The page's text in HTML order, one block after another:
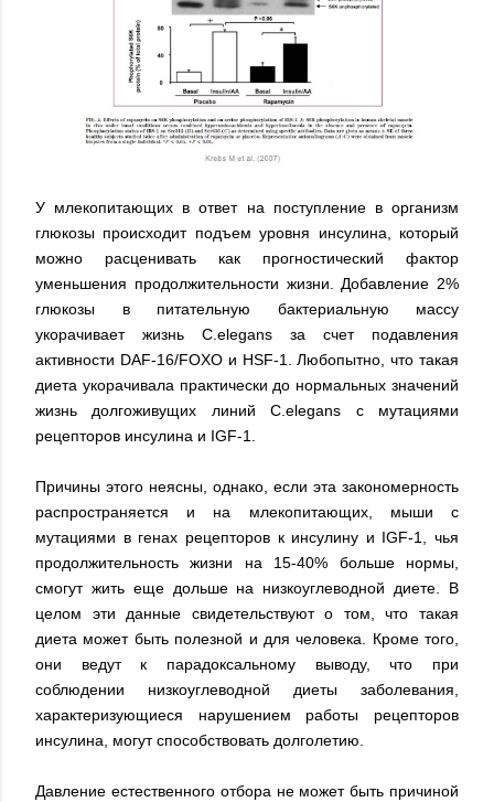
У млекопитающих в ответ на поступление в организм
глюкозы происходит подъем уровня инсулина, который
можно расценивать как прогностический фактор
уменьшения продолжительности жизни. Добавление 2%
глюкозы в питательную бактериальную массу
укорачивает жизнь C.elegans за счет подавления
активности DAF-16/FOXO и HSF-1. Любопытно, что такая
диета укорачивала практически до нормальных значений
жизнь долгоживущих линий C.elegans с мутациями
рецепторов инсулина и IGF-1.
Причины этого неясны, однако, если эта закономерность
распространяется и на млекопитающих, мыши с
мутациями в генах рецепторов к инсулину и IGF-1, чья
продолжительность жизни на 15-40% больше нормы,
смогут жить еще дольше на низкоуглеводной диете. В
целом эти данные свидетельствуют о том, что такая
диета может быть полезной и для человека. Кроме того,
они ведут к парадоксальному выводу, что при
соблюдении низкоуглеводной диеты заболевания,
характеризующиеся нарушением работы рецепторов
инсулина, могут способствовать долголетию.
Давление естественного отбора не может быть причиной